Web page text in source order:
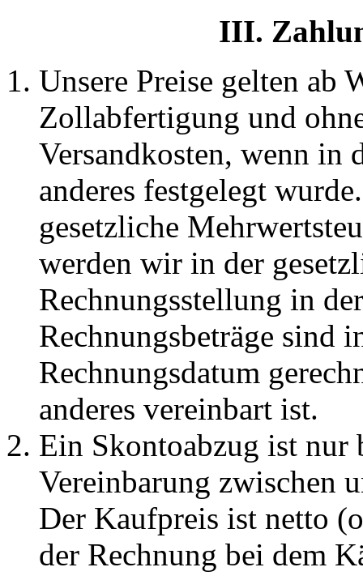
III.
Unsere Preise gelten ab
Zollabfertigung und
Versandkosten, wenn in
anderes festgelegt
gesetzliche
werden wir in der
Rechnungsstellung in
Rechnungsbeträge sind
Rechnungsdatum
anderes vereinbart ist.
Ein Skontoabzug ist nur
Vereinbarung zwischen
Der Kaufpreis ist netto
der Rechnung bei dem